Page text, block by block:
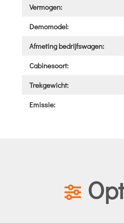
Vermogen:
Demomodel:
Afmeting bedrijfswagen:
Cabinesoort:
Trekgewicht:
Emissie: